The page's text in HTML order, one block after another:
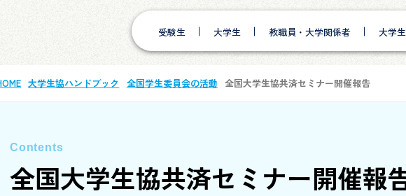
受験生 大学生 教職員・大学関係者 大学
大学生協ハンドブック 全国学生委員会の活動 全国大学生協共済セミナー開催報告
全国大学生協共済セミナー開催報